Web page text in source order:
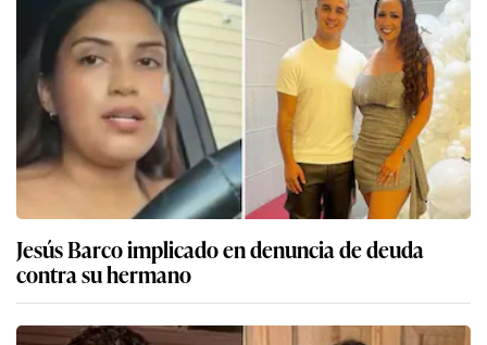
Jesús Barco implicado en denuncia de deuda
contra su hermano